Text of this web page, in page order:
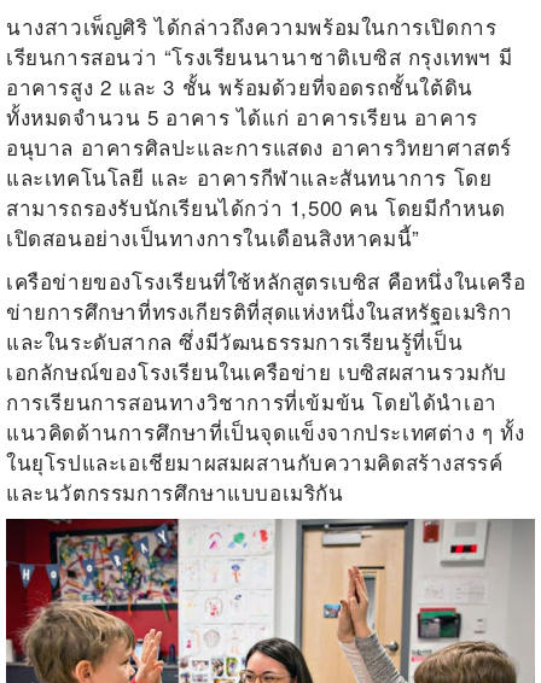
นางสาวเพ็ญศิริ ได้กล่าวถึงความพร้อมในการเปิดการ
เรียนการสอนว่า “โรงเรียนนานาชาติเบซิส กรุงเทพฯ มี
อาคารสูง 2 และ3 ชั้น พร้อมด้วยที่จอดรถชั้นใต้ดิน
ทั้งหมดจำนวน 5 อาคาร ได้แก่ อาคารเรียน อาคาร
อนุบาล อาคารศิลปะและการแสดง อาคารวิทยาศาสตร์
และเทคโนโลยี และ อาคารกีฬาและสันทนาการ โดย
สามารถรองรับนักเรียนได้กว่า 1,500 คน โดยมีกำหนด
เปิดสอนอย่างเป็นทางการในเดือนสิงหาคมนี้”
เครือข่ายของโรงเรียนที่ใช้หลักสูตรเบซิส คือหนึ่งในเครือ
ข่ายการศึกษาที่ทรงเกียรติที่สุดแห่งหนึ่งในสหรัฐอเมริกา
และในระดับสากล ซึ่งมีวัฒนธรรมการเรียนรู้ที่เป็น
เอกลักษณ์ของโรงเรียนในเครือข่าย เบซิสผสานรวมกับ
การเรียนการสอนทางวิชาการที่เข้มข้น โดยได้นำเอา
แนวคิดด้านการศึกษาที่เป็นจุดแข็งจากประเทศต่าง ๆ ทั้ง
ในยุโรปและเอเชียมาผสมผสานกับความคิดสร้างสรรค์
และนวัตกรรมการศึกษาแบบอเมริกัน